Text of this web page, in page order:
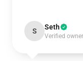
S Seth
Verified owner